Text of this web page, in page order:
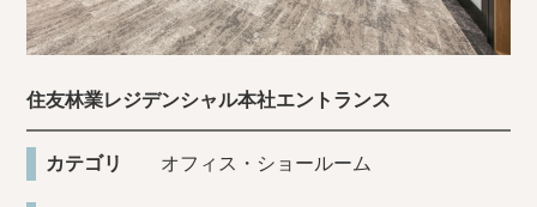
住友林業レジデンシャル本社エントランス
カテゴリ オフィス・ショールーム